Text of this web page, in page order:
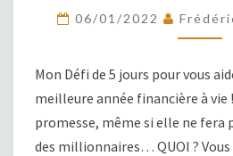
06/01/2022
Mon Défi de 5 jours pour vous
meilleure année financière à vie
promesse, même si elle ne fera
des millionnaires… QUOI ?